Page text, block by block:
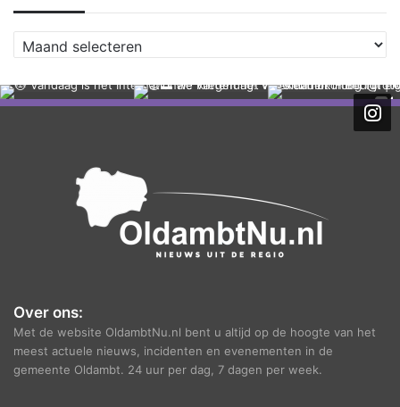
r
h
Over ons:
Met de website OldambtNu.nl bent u altijd op de hoogte van het
meest actuele nieuws, incidenten en evenementen in de
gemeente Oldambt. 24 uur per dag, 7 dagen per week.